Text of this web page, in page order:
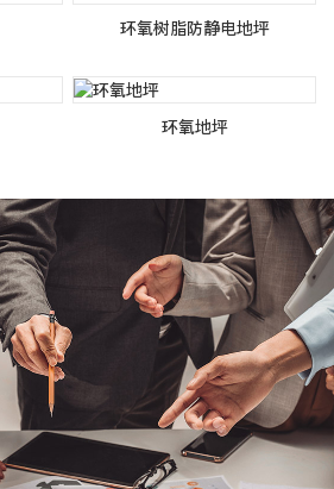
环氧树脂防静电地坪
环氧地坪